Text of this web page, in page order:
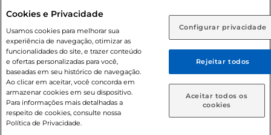
Rio de Janeiro (RJ) Goiás (GO)
Ou
Caso queira comprar online, informe como deseja receber
suas compras:
Entrega em casa Retire em Loja
prévio. O valor mínimo para as compras on-line é de R$
80,00.
© 2026 Copyright. Todos os direitos
reservados Prezunic.
Cookies e Privacidade
Usamos cookies para melhorar sua
experiência de navegação, otimizar as
funcionalidades do site, e trazer conteúdo
e ofertas personalizadas para você,
baseadas em seu histórico de navegação.
Ao clicar em aceitar, você concorda em
armazenar cookies em seu dispositivo.
Para informações mais detalhadas a
respeito de cookies, consulte nossa
Política de Privacidade.
Configurar privacidade
Rejeitar todos
Aceitar todos os
cookies